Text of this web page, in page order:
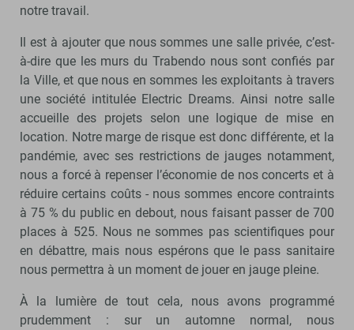
notre travail.
Il est à ajouter que nous sommes une salle privée, c’est-
à-dire que les murs du Trabendo nous sont confiés par
la Ville, et que nous en sommes les exploitants à travers
une société intitulée Electric Dreams. Ainsi notre salle
accueille des projets selon une logique de mise en
location. Notre marge de risque est donc différente, et la
pandémie, avec ses restrictions de jauges notamment,
nous a forcé à repenser l’économie de nos concerts et à
réduire certains coûts - nous sommes encore contraints
à 75 % du public en debout, nous faisant passer de 700
places à 525. Nous ne sommes pas scientifiques pour
en débattre, mais nous espérons que le pass sanitaire
nous permettra à un moment de jouer en jauge pleine.
À la lumière de tout cela, nous avons programmé
prudemment : sur un automne normal, nous